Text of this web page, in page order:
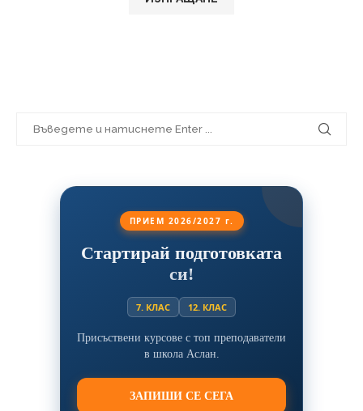
ПРИЕМ 2026/2027 г.
Стартирай подготовката
си!
7. КЛАС 12. КЛАС
Присъствени курсове с топ преподаватели
в школа Аслан.
ЗАПИШИ СЕ СЕГА